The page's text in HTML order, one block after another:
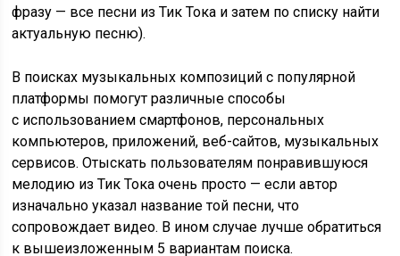
фразу — все песни из Тик Тока и затем по списку найти
актуальную песню).
В поисках музыкальных композиций с популярной
платформы помогут различные способы
с использованием смартфонов, персональных
компьютеров, приложений, веб-сайтов, музыкальных
сервисов. Отыскать пользователям понравившуюся
мелодию из Тик Тока очень просто — если автор
изначально указал название той песни, что
сопровождает видео. В ином случае лучше обратиться
к вышеизложенным 5 вариантам поиска.